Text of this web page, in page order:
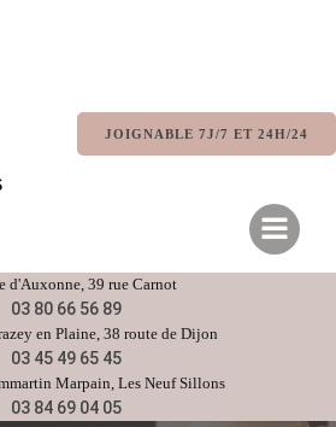
JOIGNABLE 7J/7 ET 24H/24
d'Auxonne, 39 rue Carnot
03 80 66 56 89
en Plaine, 38 route de Dijon
03 45 49 65 45
Marpain, Les Neuf Sillons
03 84 69 04 05